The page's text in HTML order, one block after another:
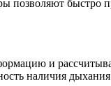
быстро
и
наличия